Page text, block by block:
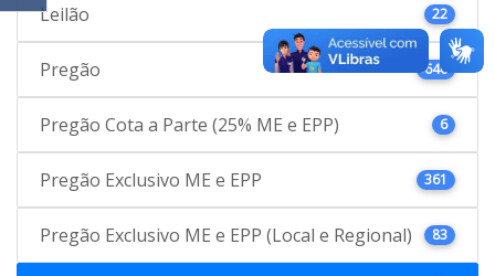
Leilão 22
Pregão 646
Pregão Cota a Parte (25% ME e EPP) 6
Pregão Exclusivo ME e EPP 361
Pregão Exclusivo ME e EPP (Local e Regional) 83